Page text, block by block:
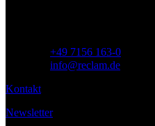
+49 7156 163-0
info@reclam.de
Kontakt
Newsletter